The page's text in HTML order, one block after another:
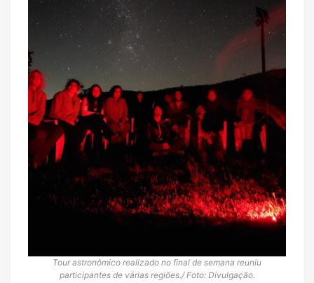
Tour astronômico realizado no final de semana reuniu
participantes de várias regiões./ Foto: Divulgação.